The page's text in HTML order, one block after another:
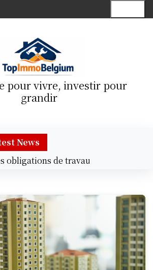
pour vivre, investir pour
grandir
News
de travaux |